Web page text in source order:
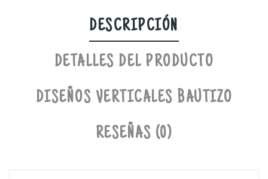
DESCRIPCIÓN
DETALLES DEL PRODUCTO
DISEÑOS VERTICALES BAUTIZO
RESEÑAS (0)